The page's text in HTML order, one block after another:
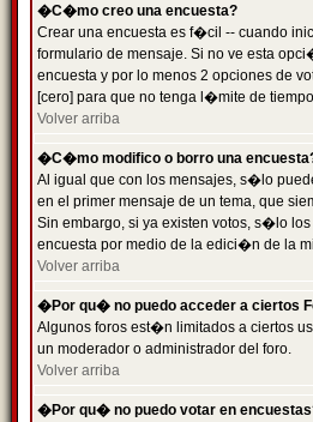
�C�mo creo una encuesta?
Crear una encuesta es f�cil -- cuando
formulario de mensaje. Si no ve esta
encuesta y por lo menos 2 opciones de
[cero] para que no tenga l�mite de
Volver arriba
�C�mo modifico o borro una
Al igual que con los mensajes, s�lo
en el primer mensaje de un tema, que
Sin embargo, si ya existen votos, s�lo
encuesta por medio de la edici�n de la
Volver arriba
�Por qu� no puedo acceder a ciertos
Algunos foros est�n limitados a ciertos
un moderador o administrador del foro.
Volver arriba
�Por qu� no puedo votar en